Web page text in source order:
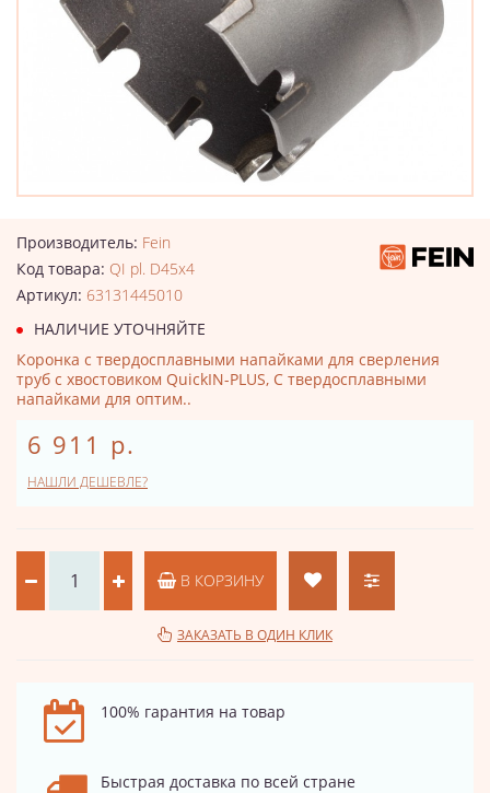
Производитель: Fein
Код товара: QI pl. D45x4
Артикул: 63131445010
НАЛИЧИЕ УТОЧНЯЙТЕ
Коронка с твердосплавными напайками для сверления
труб с хвостовиком QuickIN-PLUS, С твердосплавными
напайками для оптим..
6 911 р.
НАШЛИ ДЕШЕВЛЕ?
В КОРЗИНУ
ЗАКАЗАТЬ В ОДИН КЛИК
100% гарантия на товар
Быстрая доставка по всей стране